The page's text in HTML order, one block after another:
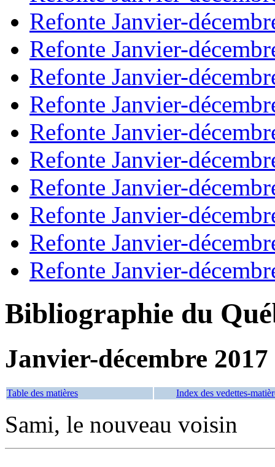
Refonte Janvier-
Refonte Janvier-
Refonte Janvier-
Refonte Janvier-
Refonte Janvier-
Refonte Janvier-
Refonte Janvier-
Refonte Janvier-
Refonte Janvier-
Refonte Janvier-
Bibliographie du
Janvier-décembre 2017
Table des matières Index des vedettes-
Sami, le nouveau voisin